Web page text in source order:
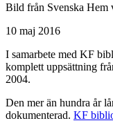
Bild från Svenska Hem
10 maj 2016
I samarbete med KF
komplett uppsättning
2004.
Den mer än hundra år
dokumenterad. KF